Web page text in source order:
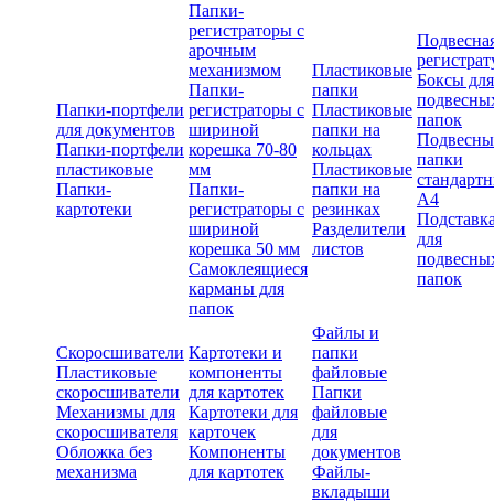
Папки-портфели
для документов
Папки-портфели
пластиковые
Папки-
картотеки
Папки-
регистраторы с
арочным
механизмом
Папки-
регистраторы с
шириной
корешка 70-80
мм
Папки-
регистраторы с
шириной
корешка 50 мм
Самоклеящиеся
карманы для
папок
Пластиковые
папки
Пластиковые
папки на
кольцах
Пластиковые
папки на
резинках
Разделители
листов
Боксы для
папок
папки
А4
для
папок
Скоросшиватели
Пластиковые
скоросшиватели
Механизмы для
скоросшивателя
Обложка без
механизма
Картотеки и
компоненты
для картотек
Картотеки для
карточек
Компоненты
для картотек
Файлы и
папки
файловые
Папки
файловые
для
документов
Файлы-
вкладыши